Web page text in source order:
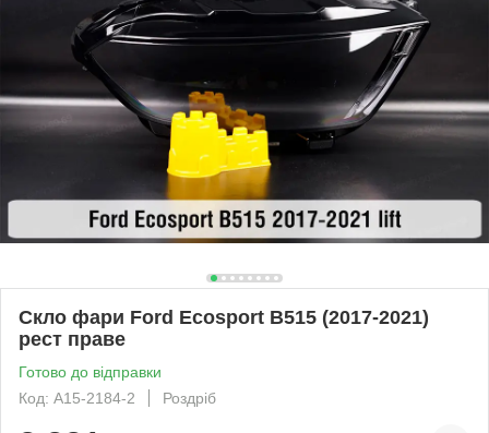
Скло фари Ford Ecosport B515 (2017-2021)
рест праве
Готово до відправки
Код: A15-2184-2
Роздріб